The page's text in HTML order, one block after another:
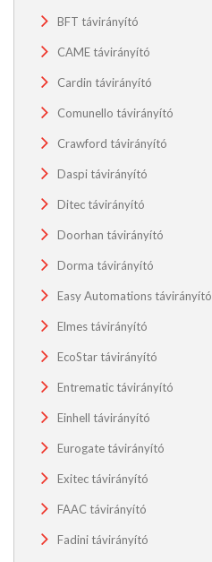
BFT távirányító
CAME távirányító
Cardin távirányító
Comunello távirányító
Crawford távirányító
Daspi távirányító
Ditec távirányító
Doorhan távirányító
Dorma távirányító
Easy Automations távirányító
Elmes távirányító
EcoStar távirányító
Entrematic távirányító
Einhell távirányító
Eurogate távirányító
Exitec távirányító
FAAC távirányító
Fadini távirányító